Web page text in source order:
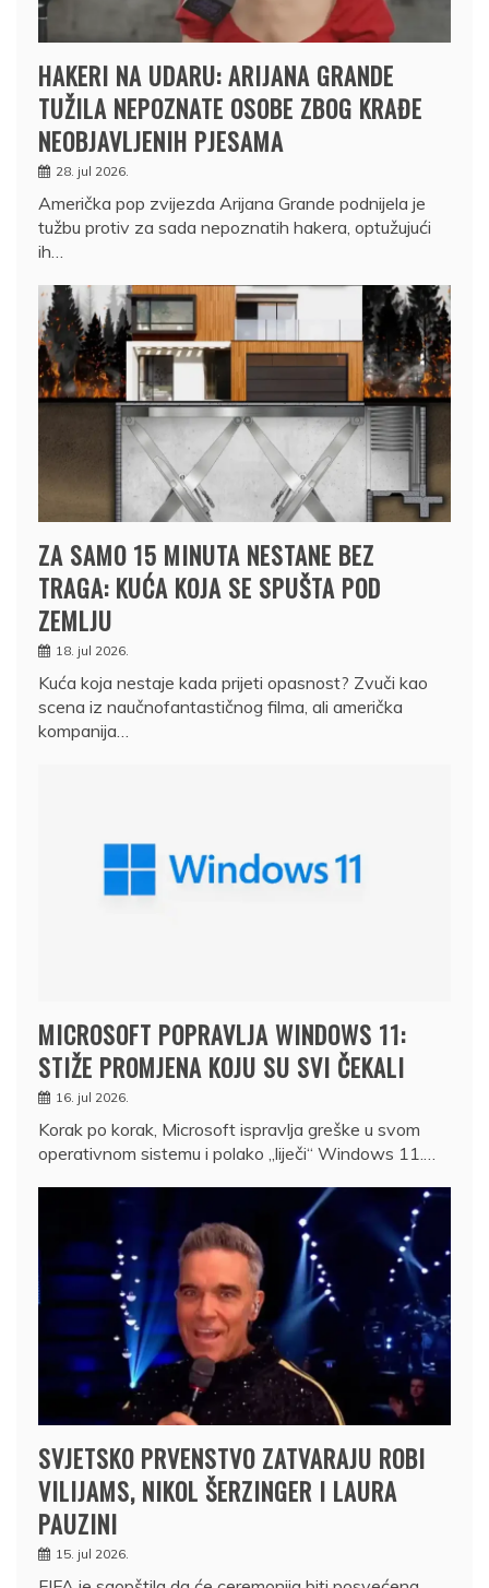
HAKERI NA UDARU: ARIJANA GRANDE
TUŽILA NEPOZNATE OSOBE ZBOG KRAĐE
NEOBJAVLJENIH PJESAMA
28. jul 2026.
Američka pop zvijezda Arijana Grande podnijela je
tužbu protiv za sada nepoznatih hakera, optužujući
ih…
ZA SAMO 15 MINUTA NESTANE BEZ
TRAGA: KUĆA KOJA SE SPUŠTA POD
ZEMLJU
18. jul 2026.
Kuća koja nestaje kada prijeti opasnost? Zvuči kao
scena iz naučnofantastičnog filma, ali američka
kompanija…
MICROSOFT POPRAVLJA WINDOWS 11:
STIŽE PROMJENA KOJU SU SVI ČEKALI
16. jul 2026.
Korak po korak, Microsoft ispravlja greške u svom
operativnom sistemu i polako „liječi“ Windows 11.…
SVJETSKO PRVENSTVO ZATVARAJU ROBI
VILIJAMS, NIKOL ŠERZINGER I LAURA
PAUZINI
15. jul 2026.